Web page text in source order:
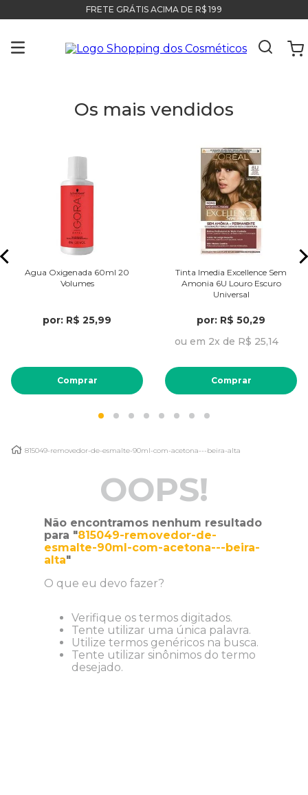
FRETE GRÁTIS ACIMA DE R$ 199
Os mais vendidos
Agua Oxigenada 60ml 20
Volumes
por: R$ 25,99
Comprar
Tinta Imedia Excellence Sem
Amonia 6U Louro Escuro
Universal
por: R$ 50,29
ou em 2x de R$ 25,14
Comprar
815049-removedor-de-esmalte-90ml-com-acetona---beira-alta
OOPS!
Não encontramos nenhum resultado
para "815049-removedor-de-
esmalte-90ml-com-acetona---beira-
alta"
O que eu devo fazer?
Verifique os termos digitados.
Tente utilizar uma única palavra.
Utilize termos genéricos na busca.
Tente utilizar sinônimos do termo
desejado.